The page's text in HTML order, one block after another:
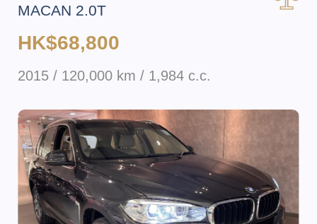
MACAN 2.0T
HK$68,800
2015 / 120,000 km / 1,984 c.c.